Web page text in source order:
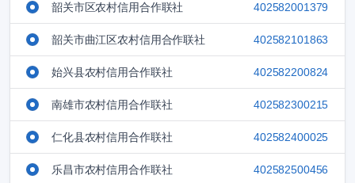
韶关市区农村信用合作联社 402582001379
韶关市曲江区农村信用合作联社 402582101863
始兴县农村信用合作联社 402582200824
南雄市农村信用合作联社 402582300215
仁化县农村信用合作联社 402582400025
乐昌市农村信用合作联社 402582500456